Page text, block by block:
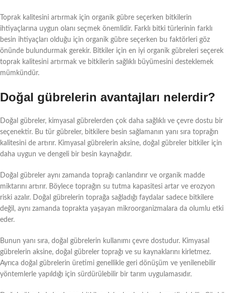
Toprak kalitesini artırmak için organik gübre seçerken bitkilerin
ihtiyaçlarına uygun olanı seçmek önemlidir. Farklı bitki türlerinin farklı
besin ihtiyaçları olduğu için organik gübre seçerken bu faktörleri göz
önünde bulundurmak gerekir. Bitkiler için en iyi organik gübreleri seçerek
toprak kalitesini artırmak ve bitkilerin sağlıklı büyümesini desteklemek
mümkündür.
Doğal gübrelerin avantajları nelerdir?
Doğal gübreler, kimyasal gübrelerden çok daha sağlıklı ve çevre dostu bir
seçenektir. Bu tür gübreler, bitkilere besin sağlamanın yanı sıra toprağın
kalitesini de artırır. Kimyasal gübrelerin aksine, doğal gübreler bitkiler için
daha uygun ve dengeli bir besin kaynağıdır.
Doğal gübreler aynı zamanda toprağı canlandırır ve organik madde
miktarını artırır. Böylece toprağın su tutma kapasitesi artar ve erozyon
riski azalır. Doğal gübrelerin toprağa sağladığı faydalar sadece bitkilere
değil, aynı zamanda toprakta yaşayan mikroorganizmalara da olumlu etki
eder.
Bunun yanı sıra, doğal gübrelerin kullanımı çevre dostudur. Kimyasal
gübrelerin aksine, doğal gübreler toprağı ve su kaynaklarını kirletmez.
Ayrıca doğal gübrelerin üretimi genellikle geri dönüşüm ve yenilenebilir
yöntemlerle yapıldığı için sürdürülebilir bir tarım uygulamasıdır.